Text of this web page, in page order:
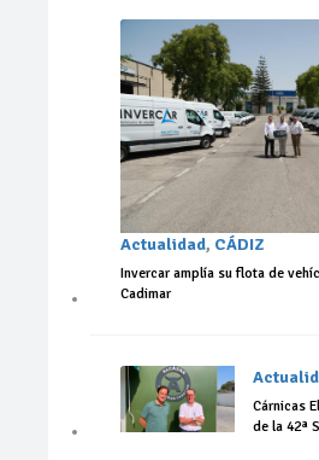
Actualidad, CÁDIZ
Invercar amplía su flota de
Cadimar
Cárnicas
de la 42ª